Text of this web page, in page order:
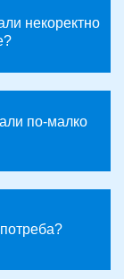
некоректно
по-малко